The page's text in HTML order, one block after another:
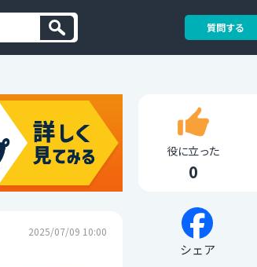
質問する
2025/07/09 10:00
役に立った
0
シェア